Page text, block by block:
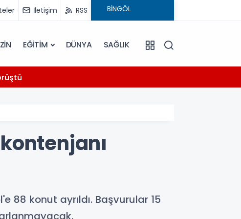
İletişim RSS
EĞİTİM DÜNYA SAĞLIK
88 konut ayrıldı. Başvurular 15